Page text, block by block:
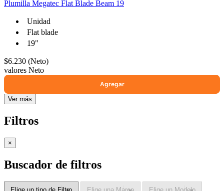
Plumilla Megatec Flat Blade Beam 19
Unidad
Flat blade
19"
$6.230 (Neto)
valores Neto
Ver más
Filtros
×
Buscador de filtros